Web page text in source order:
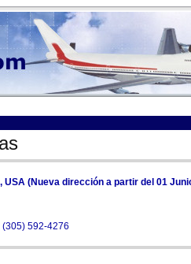
USA (Nueva dirección a partir del 01
592-4276